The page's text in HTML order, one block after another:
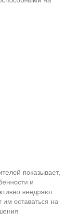
показывает,
и
внедряют
им оставаться на